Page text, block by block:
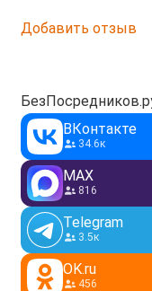
Добавить отзыв
ВКонтакте
34.6к
MAX
816
Telegram
3.5к
OK.ru
456